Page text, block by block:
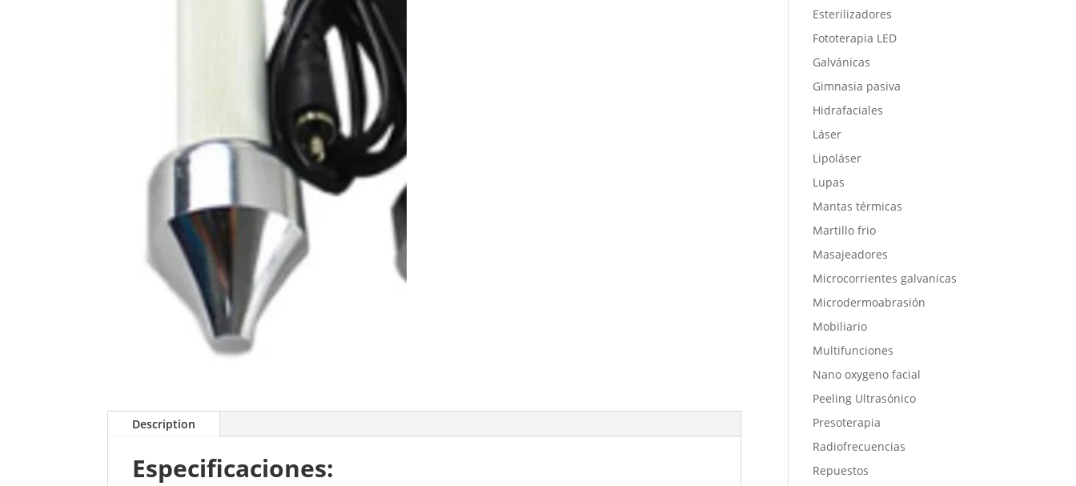
Description
Especificaciones:
Esterilizadores
Fototerapia LED
Galvánicas
Gimnasia pasiva
Hidrafaciales
Láser
Lipoláser
Lupas
Mantas térmicas
Martillo frio
Masajeadores
Microcorrientes galvanicas
Microdermoabrasión
Mobiliario
Multifunciones
Nano oxygeno facial
Peeling Ultrasónico
Presoterapia
Radiofrecuencias
Repuestos